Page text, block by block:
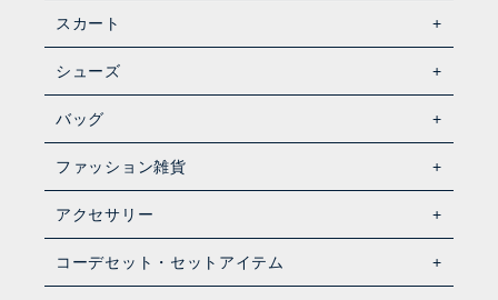
スカート
シューズ
バッグ
ファッション雑貨
アクセサリー
コーデセット・セットアイテム